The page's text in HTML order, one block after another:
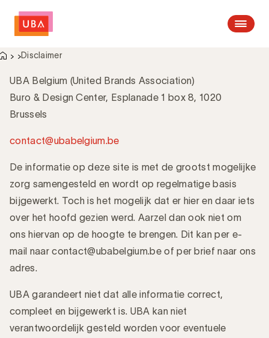
Open
‎ ‎ ‎ Disclaimer
UBA Belgium (United Brands Association)
Buro & Design Center, Esplanade 1 box 8, 1020
Brussels
contact@ubabelgium.be
De informatie op deze site is met de grootst mogelijke
zorg samengesteld en wordt op regelmatige basis
bijgewerkt. Toch is het mogelijk dat er hier en daar iets
over het hoofd gezien werd. Aarzel dan ook niet om
ons hiervan op de hoogte te brengen. Dit kan per e-
mail naar contact@ubabelgium.be of per brief naar ons
adres.
UBA garandeert niet dat alle informatie correct,
compleet en bijgewerkt is. UBA kan niet
verantwoordelijk gesteld worden voor eventuele